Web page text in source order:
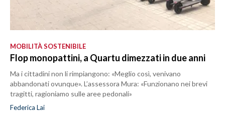
MOBILITÀ SOSTENIBILE
Flop monopattini, a Quartu dimezzati in due anni
Ma i cittadini non li rimpiangono: «Meglio così, venivano
abbandonati ovunque». L’assessora Mura: «Funzionano nei brevi
tragitti, ragioniamo sulle aree pedonali»
Federica Lai